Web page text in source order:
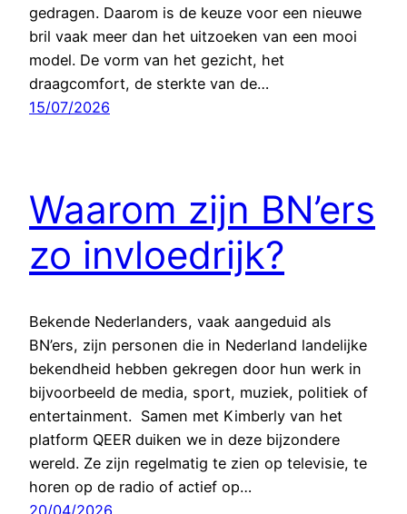
gedragen. Daarom is de keuze voor een nieuwe
bril vaak meer dan het uitzoeken van een mooi
model. De vorm van het gezicht, het
draagcomfort, de sterkte van de…
15/07/2026
Waarom zijn BN’ers
zo invloedrijk?
Bekende Nederlanders, vaak aangeduid als
BN’ers, zijn personen die in Nederland landelijke
bekendheid hebben gekregen door hun werk in
bijvoorbeeld de media, sport, muziek, politiek of
entertainment. Samen met Kimberly van het
platform QEER duiken we in deze bijzondere
wereld. Ze zijn regelmatig te zien op televisie, te
horen op de radio of actief op…
20/04/2026